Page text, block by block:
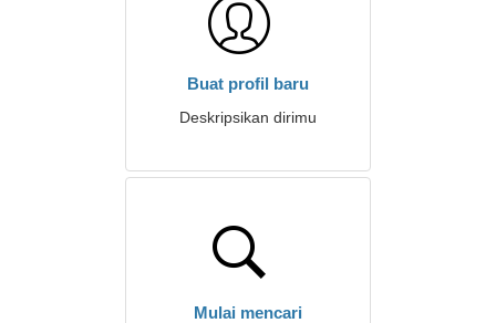
Buat profil baru
Deskripsikan dirimu
Mulai mencari